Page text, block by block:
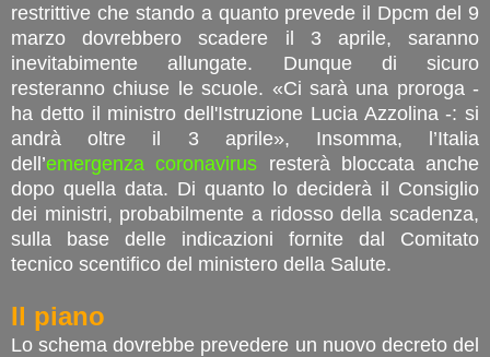
restrittive che stando a quanto prevede il Dpcm del 9
marzo dovrebbero scadere il 3 aprile, saranno
inevitabimente allungate. Dunque di sicuro
resteranno chiuse le scuole. «Ci sarà una proroga -
ha detto il ministro dell'Istruzione Lucia Azzolina -: si
andrà oltre il 3 aprile», Insomma, l’Italia
dell’emergenza coronavirus resterà bloccata anche
dopo quella data. Di quanto lo deciderà il Consiglio
dei ministri, probabilmente a ridosso della scadenza,
sulla base delle indicazioni fornite dal Comitato
tecnico scentifico del ministero della Salute.
Il piano
Lo schema dovrebbe prevedere un nuovo decreto del